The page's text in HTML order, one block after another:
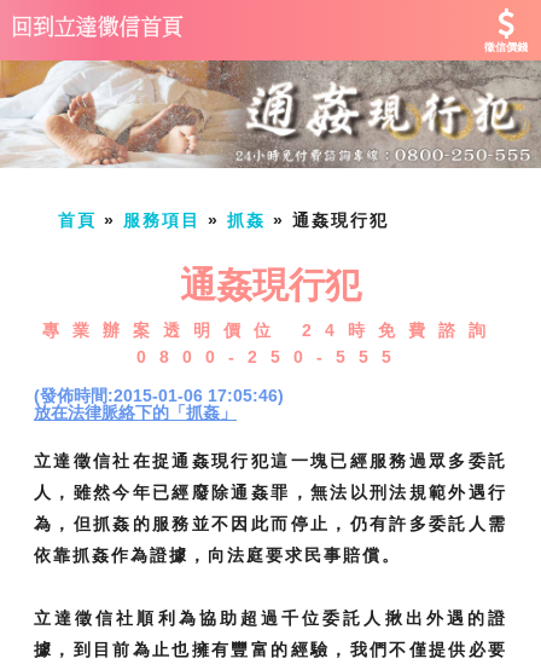
徵信價錢
首頁 » 服務項目 » 抓姦 » 通姦現行犯
通姦現行犯
專業辦案透明價位 24時免費諮詢
0800-250-555
(發佈時間:2015-01-06 17:05:46)
放在法律脈絡下的「抓姦」
立達徵信社在捉通姦現行犯這一塊已經服務過眾多委託
人，雖然今年已經廢除通姦罪，無法以刑法規範外遇行
為，但抓姦的服務並不因此而停止，仍有許多委託人需
依靠抓姦作為證據，向法庭要求民事賠償。
立達徵信社順利為協助超過千位委託人揪出外遇的證
據，到目前為止也擁有豐富的經驗，我們不僅提供必要